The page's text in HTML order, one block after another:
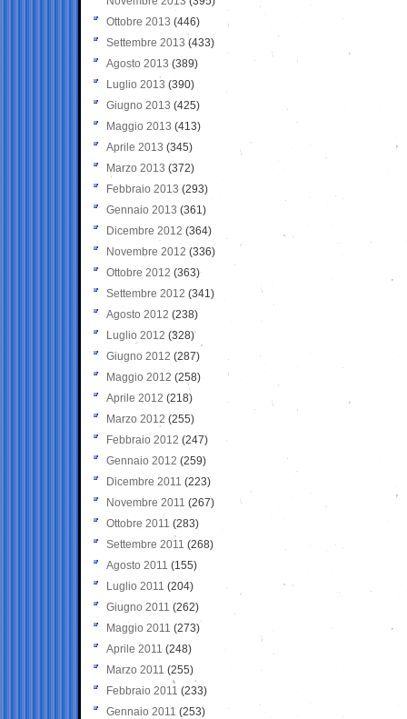
Ottobre 2013 (446)
Settembre 2013 (433)
Agosto 2013 (389)
Luglio 2013 (390)
Giugno 2013 (425)
Maggio 2013 (413)
Aprile 2013 (345)
Marzo 2013 (372)
Febbraio 2013 (293)
Gennaio 2013 (361)
Dicembre 2012 (364)
Novembre 2012 (336)
Ottobre 2012 (363)
Settembre 2012 (341)
Agosto 2012 (238)
Luglio 2012 (328)
Giugno 2012 (287)
Maggio 2012 (258)
Aprile 2012 (218)
Marzo 2012 (255)
Febbraio 2012 (247)
Gennaio 2012 (259)
Dicembre 2011 (223)
Novembre 2011 (267)
Ottobre 2011 (283)
Settembre 2011 (268)
Agosto 2011 (155)
Luglio 2011 (204)
Giugno 2011 (262)
Maggio 2011 (273)
Aprile 2011 (248)
Marzo 2011 (255)
Febbraio 2011 (233)
Gennaio 2011 (253)